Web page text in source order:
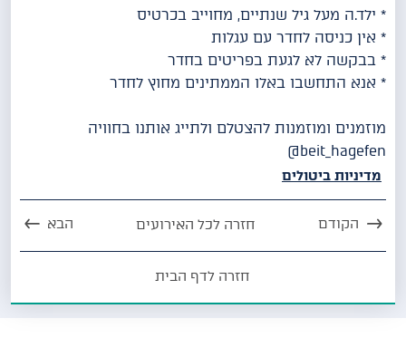
* ילד.ה מעל גיל שנתיים, מחוייב בכרטיס
* אין כניסה לחדר עם עגלות
* בבקשה לא לגעת בפריטים בחדר
* אנא התחשבו באלו הממתינים מחוץ לחדר
מוזמנים ומוזמנות להצטלם ולתייג אותנו בחוויה
beit_hagefen@
מדיניות ביטולים
הקודם חזרה לכל האירועים הבא
חזרה לדף הבית